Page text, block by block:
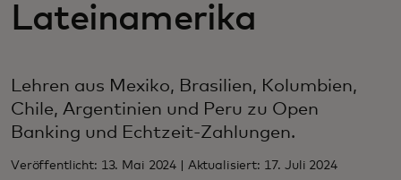
Für Innovatoren
Neuigkeiten und Trends
Lateinamerika
Lehren aus Mexiko, Brasilien, Kolumbien,
Chile, Argentinien und Peru zu Open
Banking und Echtzeit-Zahlungen.
Veröffentlicht: 13. Mai 2024 | Aktualisiert: 17. Juli 2024